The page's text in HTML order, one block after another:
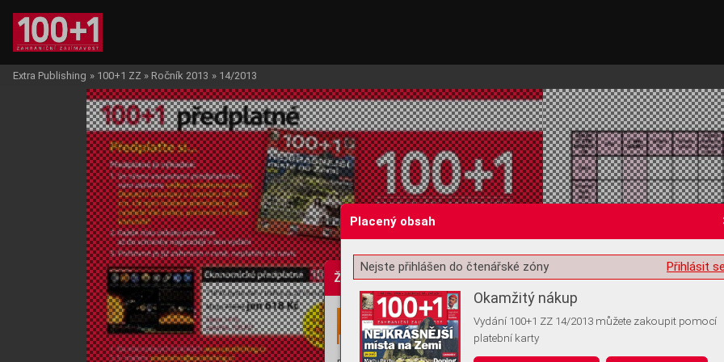
Žádost o souhlas s ukládáním volitelných informací
Extra Publishing » 100+1 ZZ » Ročník 2013 » 14/2013
Placený obsah
Přihlásit
Nejste přihlášen do čtenářské zóny
Okamžitý nákup
Vydání 100+1 ZZ 14/2013 můžete zakoupit pomocí
platební karty